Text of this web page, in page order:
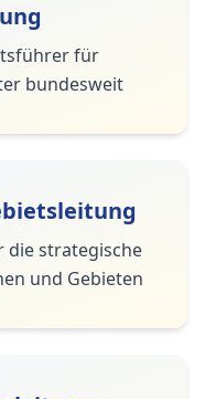
für
bundesweit
die strategische
und Gebieten